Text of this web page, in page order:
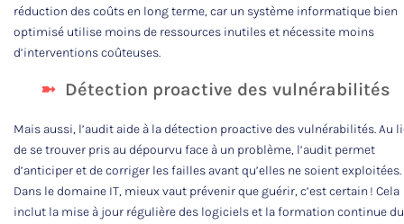
réduction des coûts en long terme, car un système informatique bien
optimisé utilise moins de ressources inutiles et nécessite moins
d’interventions coûteuses.
Détection proactive des vulnérabilités
Mais aussi, l’audit aide à la détection proactive des vulnérabilités. Au
de se trouver pris au dépourvu face à un problème, l’audit permet
d’anticiper et de corriger les failles avant qu’elles ne soient exploitées.
Dans le domaine IT, mieux vaut prévenir que guérir, c’est certain ! Cela
inclut la mise à jour régulière des logiciels et la formation continue du